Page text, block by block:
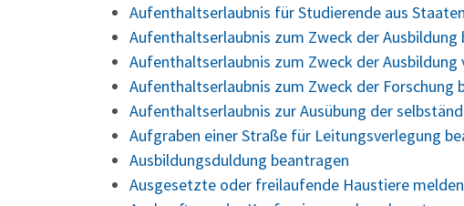
Aufenthaltserlaubnis für Studierende aus
Aufenthaltserlaubnis zum Zweck der Ausbildung
Aufenthaltserlaubnis zum Zweck der Ausbildung
Aufenthaltserlaubnis zum Zweck der Forschung
Aufenthaltserlaubnis zur Ausübung der
Aufgraben einer Straße für Leitungsverlegung
Ausbildungsduldung beantragen
Ausgesetzte oder freilaufende Haustiere